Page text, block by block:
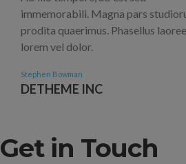
immemorabili. Magna pars
prodita quaerimus. Phasellus
lorem vel dolor.
Stephen Bowman
DETHEME INC
Get in Touch